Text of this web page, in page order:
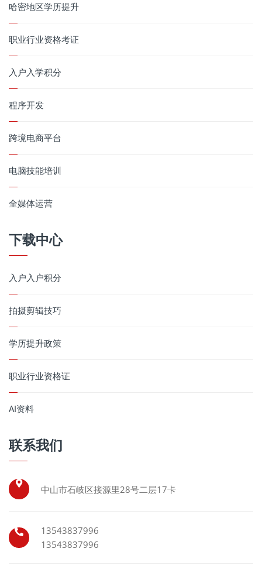
哈密地区学历提升
职业行业资格考证
入户入学积分
程序开发
跨境电商平台
电脑技能培训
全媒体运营
下载中心
入户入户积分
拍摄剪辑技巧
学历提升政策
职业行业资格证
AI资料
联系我们
中山市石岐区接源里28号二层17卡
13543837996
13543837996